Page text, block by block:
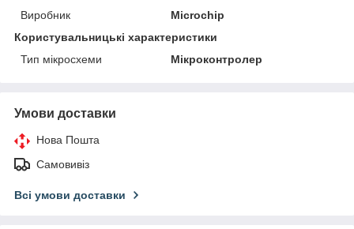
Виробник
Microchip
Користувальницькі характеристики
Тип мікросхеми
Мікроконтролер
Умови доставки
Нова Пошта
Самовивіз
Всі умови доставки